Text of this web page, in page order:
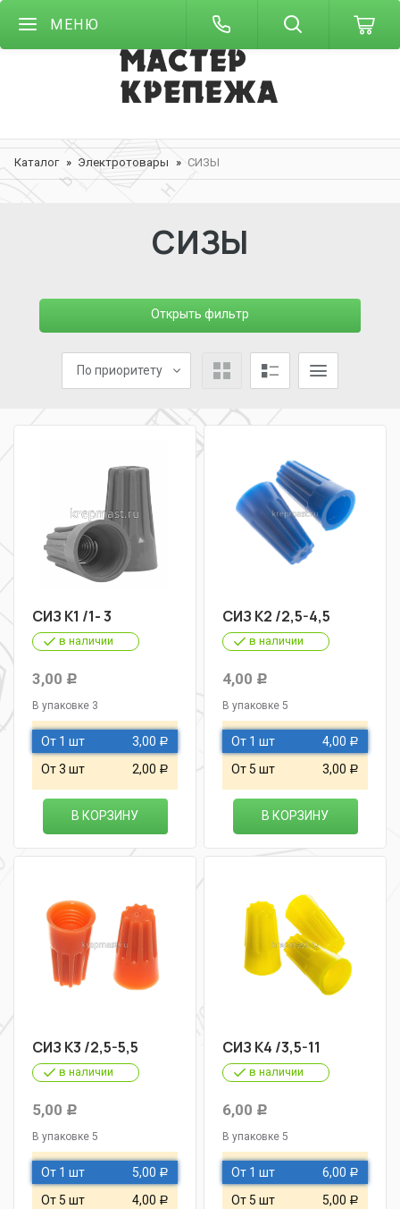
МЕНЮ
Каталог Электротовары СИЗЫ
СИЗЫ
Открыть фильтр
По приоритету
СИЗ К1 /1- 3
в наличии
3,00 Р
В упаковке 3
От 1 шт 3,00 Р
От 3 шт 2,00 Р
В КОРЗИНУ
СИЗ К2 /2,5-4,5
в наличии
4,00 Р
В упаковке 5
От 1 шт 4,00 Р
От 5 шт 3,00 Р
В КОРЗИНУ
СИЗ К3 /2,5-5,5
в наличии
5,00 Р
В упаковке 5
От 1 шт 5,00 Р
От 5 шт 4,00 Р
СИЗ К4 /3,5-11
в наличии
6,00 Р
В упаковке 5
От 1 шт 6,00 Р
От 5 шт 5,00 Р